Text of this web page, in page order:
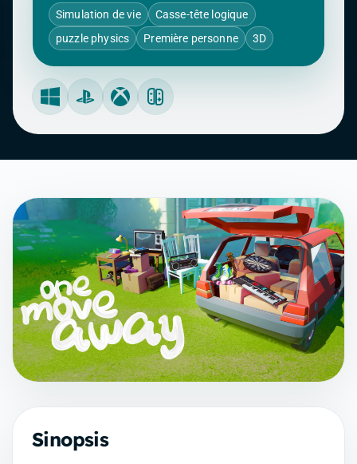
Simulation de vie
Casse-tête logique
puzzle physics
Première personne 3D
WindowsPlayStation
Xbox Nintendo Switch
Sinopsis